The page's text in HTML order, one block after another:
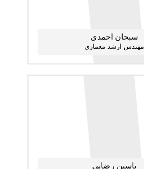
سبحان احمدی
مهندس ارشد معماری
یاسین رضایی